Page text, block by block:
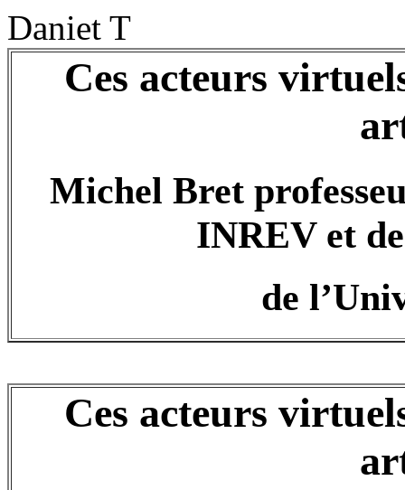
Daniet T
Ces acteurs
Michel Bret
INREV et
de
Ces acteurs